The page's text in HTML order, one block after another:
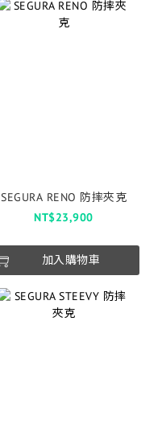
SEGURA RENO 防摔夾克
NT$23,900
加入購物車